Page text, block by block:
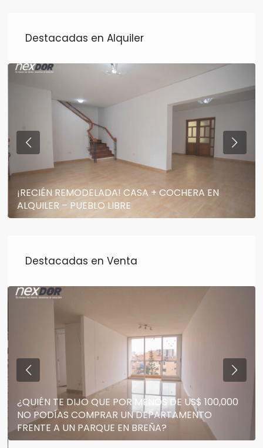
Destacadas en Alquiler
¡RECIÉN REMODELADA! CASA + COCHERA EN
ALQUILER – PUEBLO LIBRE
Destacadas en Venta
¿QUIÉN TE DIJO QUE POR MENOS DE US$ 100,000
NO PODÍAS COMPRAR UN DEPARTAMENTO
FRENTE A UN PARQUE EN BREÑA?